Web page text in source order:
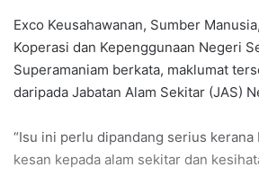
Exco Keusahawanan, Sumber
Koperasi dan Kepenggunaan Negeri
Superamaniam berkata, maklumat
daripada Jabatan Alam Sekitar (JAS)
“Isu ini perlu dipandang serius
kesan kepada alam sekitar dan